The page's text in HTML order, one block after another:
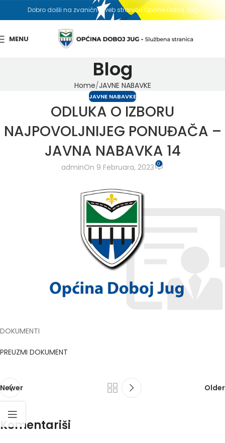
Dobro došli na zvaničnu web stranicu Općine Doboj Jug
MENU
Blog
Home JAVNE NABAVKE
JAVNE NABAVKE
ODLUKA O IZBORU
NAJPOVOLJNIJEG PONUĐAČA –
JAVNA NABAVKA 14
adminOn 9 Februara, 2023 0
DOKUMENTI
PREUZMI DOKUMENT
Newer Older
Komentariši